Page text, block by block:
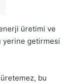
üretimi ve
yerine getirmesi
bu